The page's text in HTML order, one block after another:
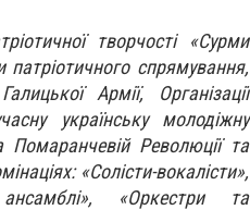
творчості «Сурми
спрямування,
Армії, Організації
українську молодіжну
Помаранчевій Революції та
«Солісти-вокалісти»,
ансамблі», «Оркестри та